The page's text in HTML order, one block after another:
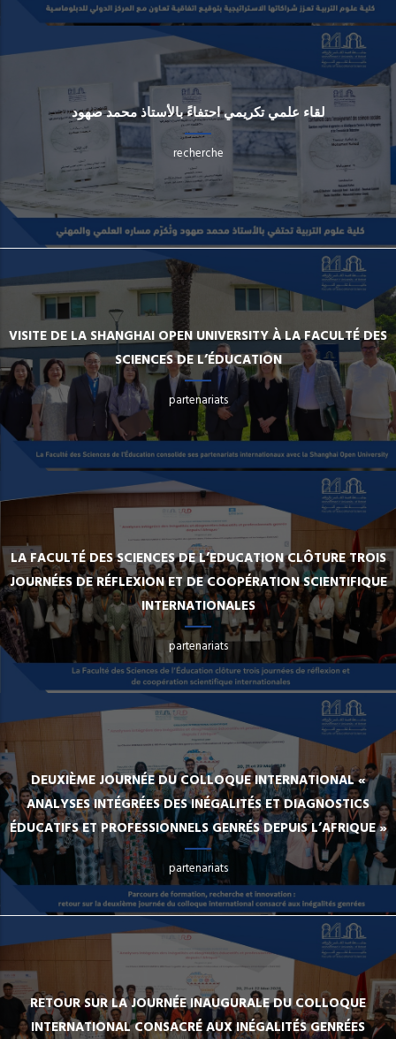
لقاء علمي تكريمي احتفاءً بالأستاذ محمد صهود
recherche
VISITE DE LA SHANGHAI OPEN UNIVERSITY À LA FACULTÉ DES
SCIENCES DE L’ÉDUCATION
partenariats
LA FACULTÉ DES SCIENCES DE L’EDUCATION CLÔTURE TROIS
JOURNÉES DE RÉFLEXION ET DE COOPÉRATION SCIENTIFIQUE
INTERNATIONALES
partenariats
DEUXIÈME JOURNÉE DU COLLOQUE INTERNATIONAL «
ANALYSES INTÉGRÉES DES INÉGALITÉS ET DIAGNOSTICS
ÉDUCATIFS ET PROFESSIONNELS GENRÉS DEPUIS L’AFRIQUE »
partenariats
RETOUR SUR LA JOURNÉE INAUGURALE DU COLLOQUE
INTERNATIONAL CONSACRÉ AUX INÉGALITÉS GENRÉES